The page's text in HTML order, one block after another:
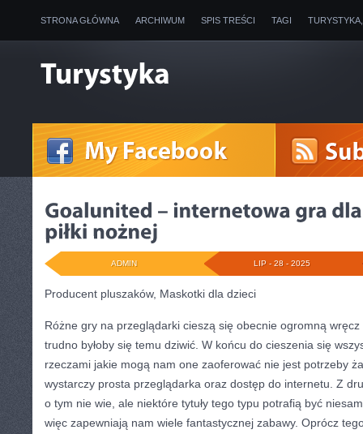
STRONA GŁÓWNA ARCHIWUM SPIS TREŚCI TAGI
LIP - 28 - 2025
ADMIN
Producent pluszaków, Maskotki dla dzieci
Różne gry na przeglądarki cieszą się obecnie ogromną
trudno byłoby się temu dziwić. W końcu do cieszenia się
rzeczami jakie mogą nam one zaoferować nie jest potrzeby
wystarczy prosta przeglądarka oraz dostęp do internetu. Z
o tym nie wie, ale niektóre tytuły tego typu potrafią być
więc zapewniają nam wiele fantastycznej zabawy. Oprócz